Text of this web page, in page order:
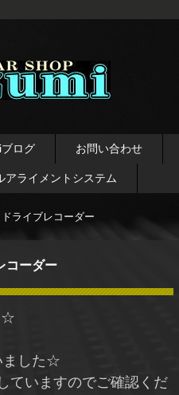
ドニング カーオ
オ レカロシート
ログ お問い合わせ
アライメントシステム
ライブレコーダー
コーダー
☆
ました☆
ていますのでご確認くだ